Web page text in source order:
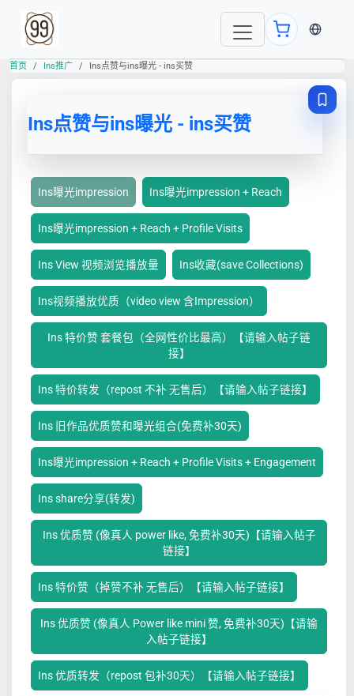
当前语
首页 Ins推广 Ins点赞与ins曝光 - ins买赞
Ins点赞与ins曝光 - ins买赞
Ins曝光impression Ins曝光impression + Reach
Ins曝光impression + Reach + Profile Visits
Ins View 视频浏览播放量 Ins收藏(save Collections)
Ins视频播放优质（video view 含Impression）
Ins 特价赞 套餐包（全网性价比最高）【请输入帖子链
接】
Ins 特价转发（repost 不补 无售后）【请输入帖子链接】
Ins 旧作品优质赞和曝光组合(免费补30天)
Ins曝光impression + Reach + Profile Visits + Engagement
Ins share分享(转发)
Ins 优质赞 (像真人 power like, 免费补30天)【请输入帖子
链接】
Ins 特价赞（掉赞不补 无售后）【请输入帖子链接】
Ins 优质赞 (像真人 Power like mini 赞, 免费补30天)【请输
入帖子链接】
Ins 优质转发（repost 包补30天）【请输入帖子链接】